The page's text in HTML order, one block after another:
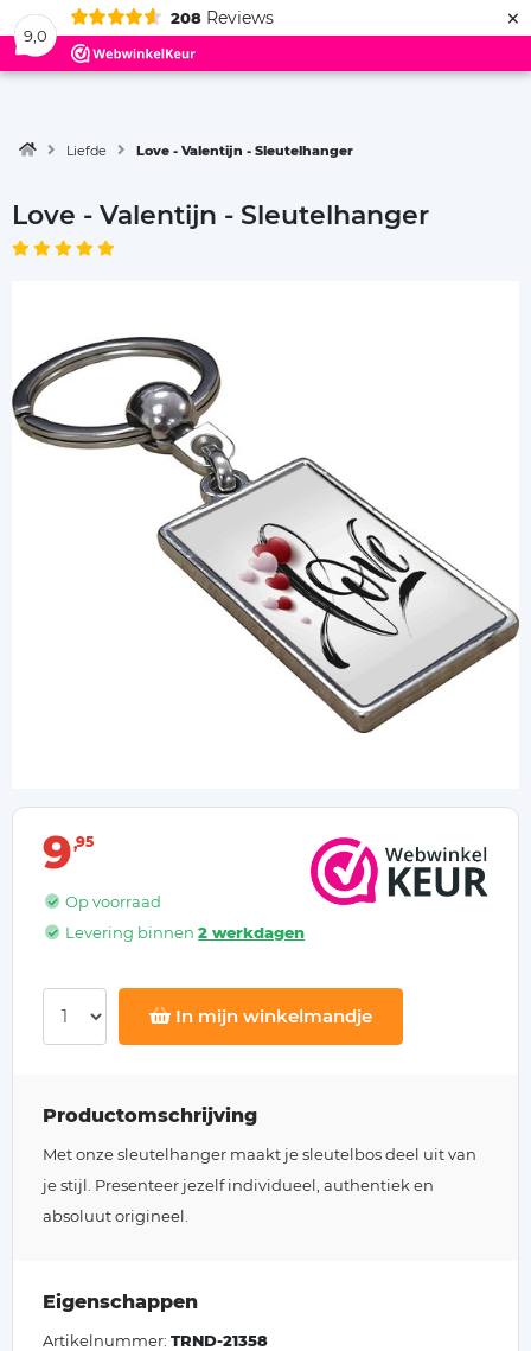
9,0
208 Reviews ×
Menu
Liefde Love - Valentijn - Sleutelhanger
Love - Valentijn - Sleutelhanger
9 95
Op voorraad
Levering binnen2 werkdagen
In mijn winkelmandje
Productomschrijving
Met onze sleutelhanger maakt je sleutelbos deel uit van
je stijl. Presenteer jezelf individueel, authentiek en
absoluut origineel.
Eigenschappen
Artikelnummer: TRND-21358